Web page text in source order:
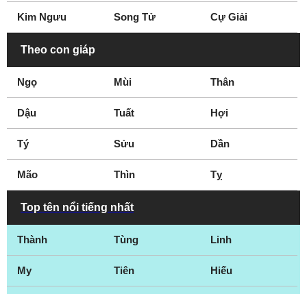
Kim Ngưu Song Tử Cự Giải
Theo con giáp
Ngọ Mùi Thân
Dậu Tuất Hợi
Tý Sửu Dần
Mão Thìn Tỵ
Top tên nổi tiếng nhất
Thành Tùng Linh
My Tiên Hiếu